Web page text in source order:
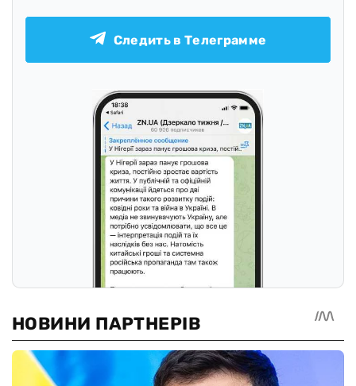
Следить в Телеграмме